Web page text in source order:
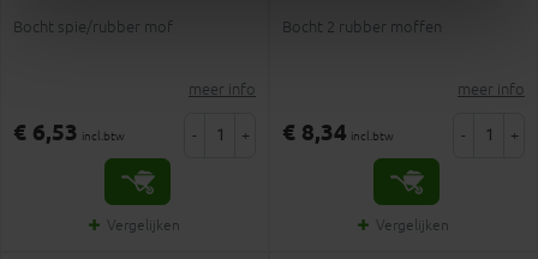
Bocht spie/rubber mof
meer info
€ 6,53 incl.btw - +
Vergelijken
Bocht 2 rubber moffen
meer info
€ 8,34 incl.btw - +
Vergelijken